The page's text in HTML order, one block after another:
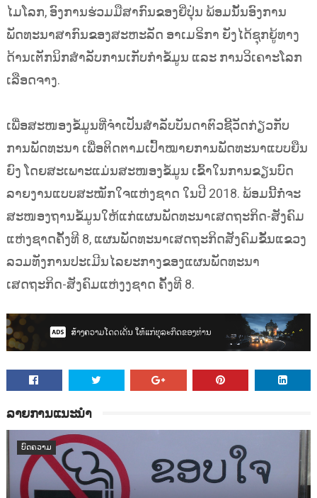
ໄມໂລກ, ອົງການຮ່ວມມືສາກົນຂອງຍີ່ປຸ່ນ ພ້ອມນັ້ນອົງການ
ພັດທະນາສາກົນຂອງສະຫະລັດ ອາເມຣິກາ ຍັງໄດ້ຊຸກຍູ້ທາງ
ດ້ານເຕັກນິກສຳລັບການເກັບກຳຂໍ້ມູນ ແລະ ການວິເຄາະໂລກ
ເລືອດຈາງ.
ເພື່ອສະໜອງຂໍ້ມູນທີ່ຈຳເປັນສຳລັບບັນດາຕົວຊີ້ວັດກ່ຽວກັບ
ການພັດທະນາ ເພື່ອຕິດຕາມເປົ້າໝາຍການພັດທະນາແບບຍືນ
ຍົງ ໂດຍສະເພາະແມ່ນສະໜອງຂໍ້ມູນ ເຂົ້າໃນການຂຽນບົດ
ລາຍງານແບບສະໝັກໃຈແຫ່ງຊາດ ໃນປີ 2018. ພ້ອມນີ້ກໍ່ຈະ
ສະໜອງຖານຂໍ້ມູນໃຫ້ແກ່ແຜນພັດທະນາເສດຖະກິດ-ສັງຄົມ
ແຫ່ງຊາດຄັ້ງທີ 8, ແຜນພັດທະນາເສດຖະກິດສັງຄົມຂັ້ນແຂວງ
ລວມທັງການປະເມີນໄລຍະກາງຂອງແຜນພັດທະນາ
ເສດຖະກິດ-ສັງຄົມແຫ່ງງຊາດ ຄັ້ງທີ 8.
ລາຍການແນະນຳ
ບົດຄວາມ